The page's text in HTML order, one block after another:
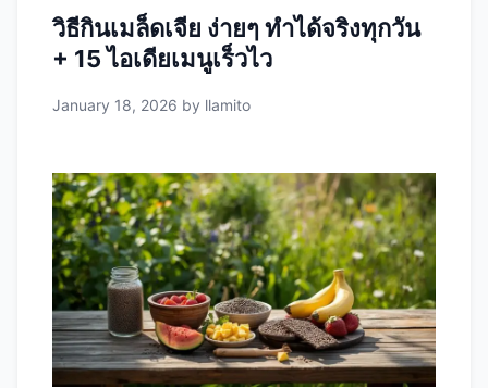
อิ่มนาน เมล็ดเชีย 2 ช้อนโต๊ะ (28 กรัม) มีใย
อาหาร ถึง 10 กรัม (40% ของน้ำหนัก) วิธีการ
Research (2009) พบว่าผู้ที่ดื่มน้ำเมล็ดเชียก่อน
เชียมีโปรตีน 14-16% ซึ่งถือว่าสูงมากสำหรับเมล็ด
พืช ประโยชน์: การศึกษา: American Journal of
Clinical …Read more
วิธีกินเมล็ดเจีย ง่ายๆ ทำได้จริงทุกวัน
+ 15 ไอเดียเมนูเร็วไว
January 18, 2026 by llamito